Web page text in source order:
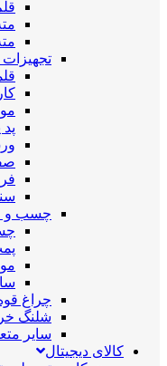
قلم 5
چسب و
چراغ
شلنگ
سایر
کالای دیجیتال